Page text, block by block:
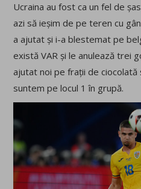
Ucraina au fost ca un fel de
azi să ieșim de pe teren cu
a ajutat și i-a blestemat pe
există VAR și le anulează trei
ajutat noi pe frații de ciocolată
suntem pe locul 1 în grupă.